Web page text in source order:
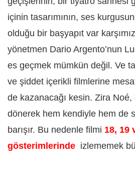
içinin tasarımının, ses
olduğu bir başyapıt var
yönetmen Dario Argento’nun
es geçmek mümkün değil. Ve
ve şiddet içerikli filmlerine
de kazanacağı kesin. Zira
dönerek hem kendiyle hem de
barışır. Bu nedenle filmi 18, 19
gösterimlerinde izlememek